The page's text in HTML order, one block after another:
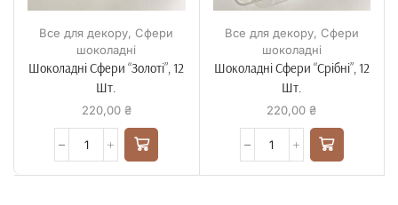
Все для декору, Сфери
шоколадні
Шоколадні Сфери “Золоті”, 12
Шт.
220,00 ₴
Все для декору, Сфери
шоколадні
Шоколадні Сфери “Срібні”, 12
Шт.
220,00₴